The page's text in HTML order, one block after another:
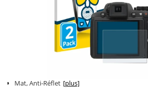
Mat, Anti-Réflet [plus]